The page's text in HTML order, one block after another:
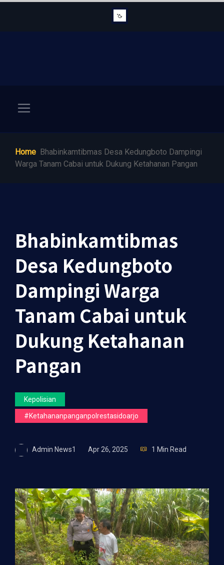
Home Bhabinkamtibmas Desa Kedungboto Dampingi
Warga Tanam Cabai untuk Dukung Ketahanan Pangan
Bhabinkamtibmas
Desa Kedungboto
Dampingi Warga
Tanam Cabai untuk
Dukung Ketahanan
Pangan
Kepolisian
#ketahananpanganpolrestasidoarjo
Admin News1 Apr 26, 2025 1 Min Read